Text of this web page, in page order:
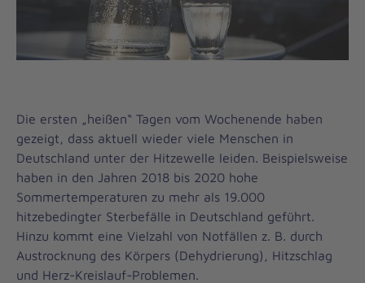
Die ersten „heißen“ Tagen vom Wochenende haben
gezeigt, dass aktuell wieder viele Menschen in
Deutschland unter der Hitzewelle leiden. Beispielsweise
haben in den Jahren 2018 bis 2020 hohe
Sommertemperaturen zu mehr als 19.000
hitzebedingter Sterbefälle in Deutschland geführt.
Hinzu kommt eine Vielzahl von Notfällen z. B. durch
Austrocknung des Körpers (Dehydrierung), Hitzschlag
und Herz-Kreislauf-Problemen.